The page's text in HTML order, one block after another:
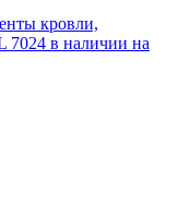
кровли,
7024 в наличии на